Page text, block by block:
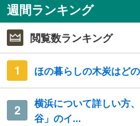
週間ランキング
閲覧数ランキング
1 ほの暮らしの木炭はど
2
横浜について詳しい方
谷」のイ...